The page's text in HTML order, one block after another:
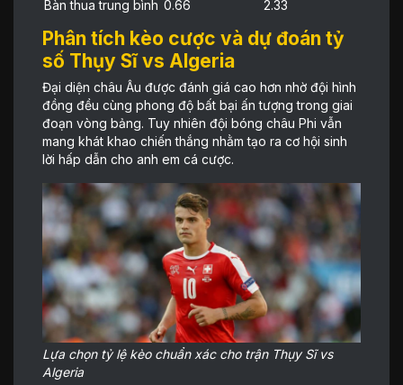
Bàn thua trung bình 0.66 2.33
Phân tích kèo cược và dự đoán tỷ
số Thụy Sĩ vs Algeria
Đại diện châu Âu được đánh giá cao hơn nhờ đội hình
đồng đều cùng phong độ bất bại ấn tượng trong giai
đoạn vòng bảng. Tuy nhiên đội bóng châu Phi vẫn
mang khát khao chiến thắng nhằm tạo ra cơ hội sinh
lời hấp dẫn cho anh em cá cược.
Lựa chọn tỷ lệ kèo chuẩn xác cho trận Thụy Sĩ vs
Algeria